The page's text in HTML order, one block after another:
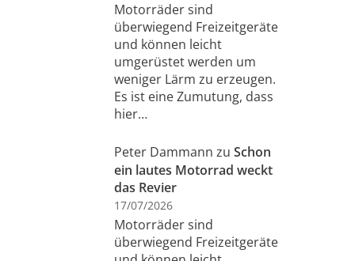
Motorräder sind
überwiegend Freizeitgeräte
und können leicht
umgerüstet werden um
weniger Lärm zu erzeugen.
Es ist eine Zumutung, dass
hier…
Peter Dammann zu Schon
ein lautes Motorrad weckt
das Revier
17/07/2026
Motorräder sind
überwiegend Freizeitgeräte